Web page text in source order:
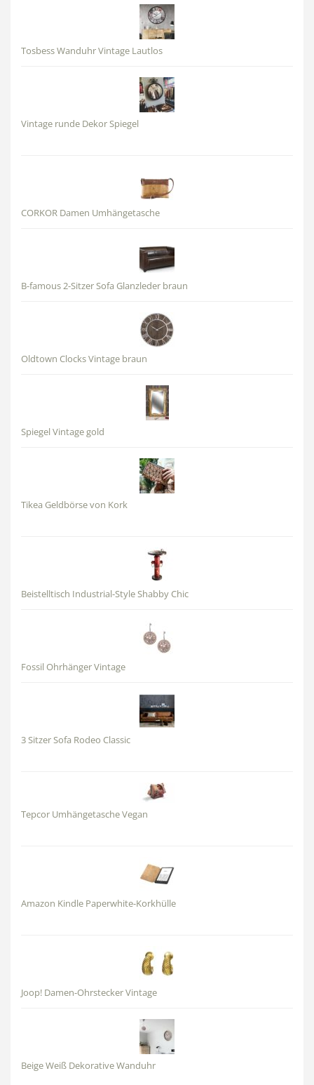
Tosbess Wanduhr Vintage Lautlos
Vintage runde Dekor Spiegel
CORKOR Damen Umhängetasche
B-famous 2-Sitzer Sofa Glanzleder braun
Oldtown Clocks Vintage braun
Spiegel Vintage gold
Tikea Geldbörse von Kork
Beistelltisch Industrial-Style Shabby Chic
Fossil Ohrhänger Vintage
3 Sitzer Sofa Rodeo Classic
Tepcor Umhängetasche Vegan
Amazon Kindle Paperwhite-Korkhülle
Joop! Damen-Ohrstecker Vintage
Beige Weiß Dekorative Wanduhr